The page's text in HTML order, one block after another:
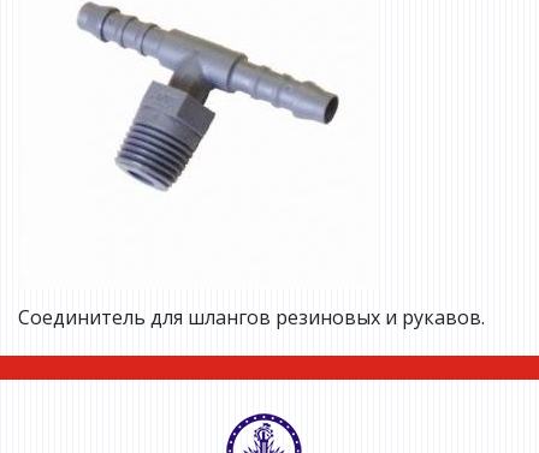
Соединитель для шлангов резиновых и рукавов.